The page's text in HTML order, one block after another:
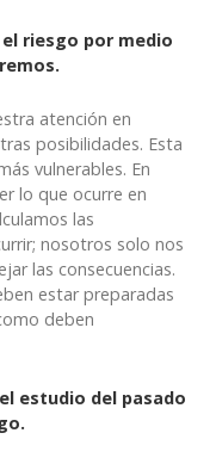
riesgo por medio
atención en
posibilidades. Esta
vulnerables. En
lo que ocurre en
las
nosotros solo nos
las consecuencias.
estar preparadas
deben
estudio del pasado